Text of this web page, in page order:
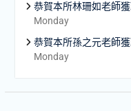
恭賀本所林珊如老師
Monday
恭賀本所孫之元老師
Monday